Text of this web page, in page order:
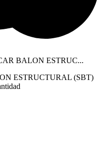
BALON ESTRUC...
ESTRUCTURAL (SBT)